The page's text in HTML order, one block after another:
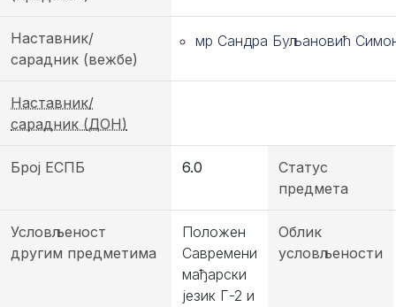
Наставник/
сарадник (вежбе)
мр Сандра Буљановић
Наставник/
сарадник (ДОН)
Број ЕСПБ 6.0
Статус
предмета
Условљеност
другим предметима
Положен
Савремени
мађарски
језик Г-2 и
Облик
условљености